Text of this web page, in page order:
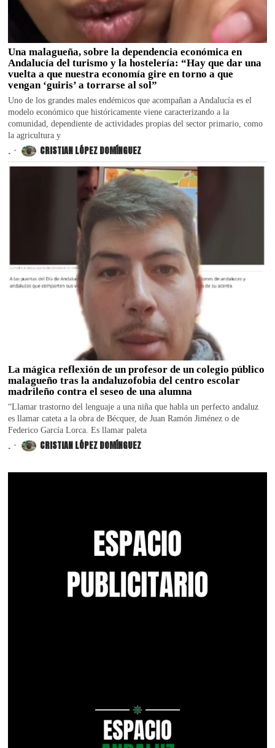
Una malagueña, sobre la dependencia económica en
Andalucía del turismo y la hostelería: “Hay que dar una
vuelta a que nuestra economía gire en torno a que
vengan ‘guiris’ a torrarse al sol”
Uno de los grandes males endémicos que acompañan a Andalucía es el
modelo económico que históricamente viene caracterizando a la
comunidad, dependiente de actividades propias del sector primario, como
la agricultura y
. CRISTIAN LÓPEZ DOMÍNGUEZ
La mágica reflexión de un profesor de un colegio público
malagueño tras la andaluzofobia del centro escolar
madrileño contra el seseo de una alumna
“Llamar trastorno del lenguaje a una niña que habla un perfecto andaluz
es llamar cateta a la obra de Bécquer, de Juan Ramón Jiménez o de
Federico García Lorca. Es llamar paleta
. CRISTIAN LÓPEZ DOMÍNGUEZ